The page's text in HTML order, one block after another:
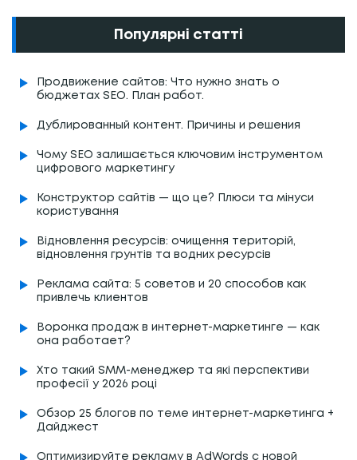
Популярні статті
Продвижение сайтов: Что нужно знать о
бюджетах SEO. План работ.
Дублированный контент. Причины и решения
Чому SEO залишається ключовим інструментом
цифрового маркетингу
Конструктор сайтів — що це? Плюси та мінуси
користування
Відновлення ресурсів: очищення територій,
відновлення грунтів та водних ресурсів
Реклама сайта: 5 советов и 20 способов как
привлечь клиентов
Воронка продаж в интернет-маркетинге — как
она работает?
Хто такий SMM-менеджер та які перспективи
професії у 2026 році
Обзор 25 блогов по теме интернет-маркетинга +
Дайджест
Оптимизируйте рекламу в AdWords с новой